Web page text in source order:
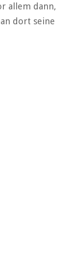
allem dann,
dort seine